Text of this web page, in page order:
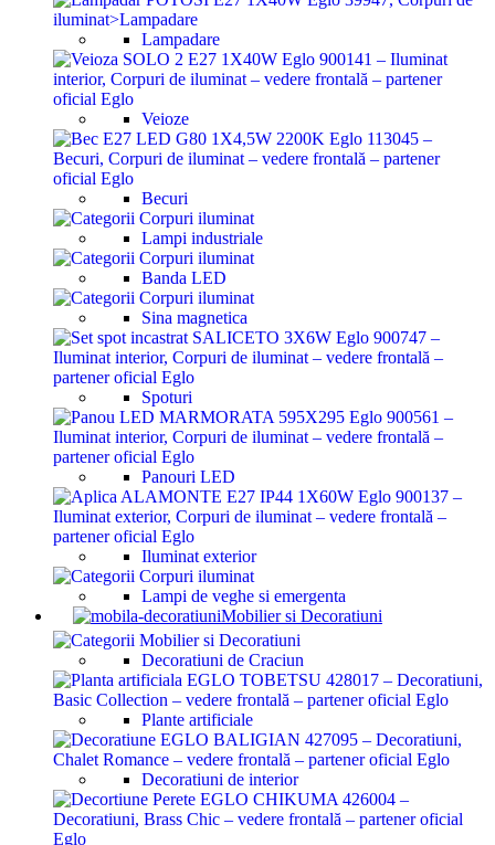
Lampadare
Veioze
Becuri
Lampi industriale
Banda LED
Sina magnetica
Spoturi
Panouri LED
Iluminat exterior
Lampi de veghe si emergenta
Mobilier si Decoratiuni
Decoratiuni de Craciun
Plante artificiale
Decoratiuni de interior